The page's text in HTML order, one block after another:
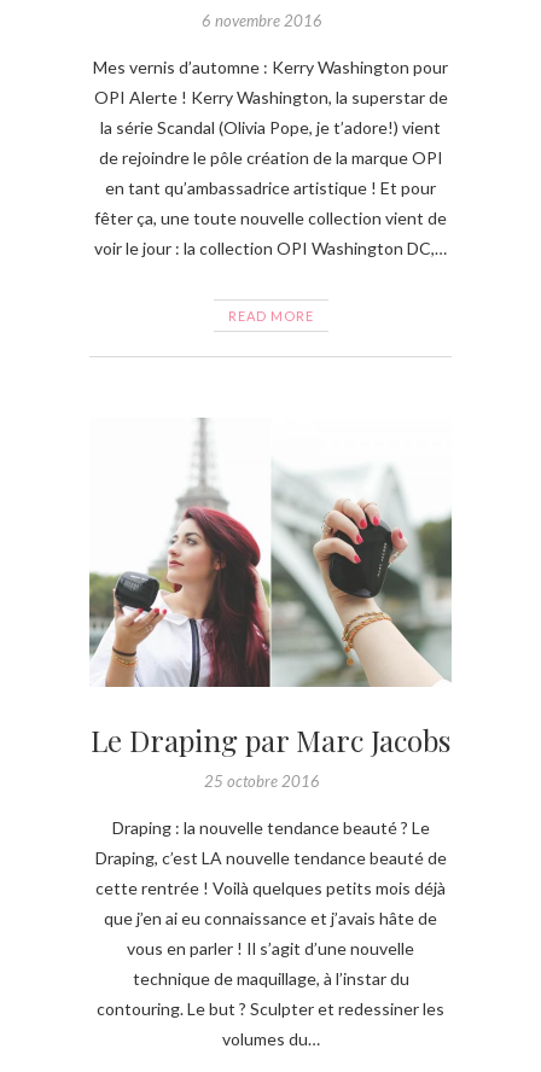
6 novembre 2016
Mes vernis d’automne : Kerry Washington pour
OPI Alerte ! Kerry Washington, la superstar de
la série Scandal (Olivia Pope, je t’adore!) vient
de rejoindre le pôle création de la marque OPI
en tant qu’ambassadrice artistique ! Et pour
fêter ça, une toute nouvelle collection vient de
voir le jour : la collection OPI Washington DC,…
READ MORE
Le Draping par Marc Jacobs
25 octobre 2016
Draping : la nouvelle tendance beauté ? Le
Draping, c’est LA nouvelle tendance beauté de
cette rentrée ! Voilà quelques petits mois déjà
que j’en ai eu connaissance et j’avais hâte de
vous en parler ! Il s’agit d’une nouvelle
technique de maquillage, à l’instar du
contouring. Le but ? Sculpter et redessiner les
volumes du…